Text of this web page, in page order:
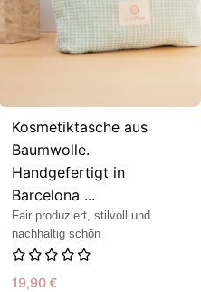
Kosmetiktasche aus
Baumwolle.
Handgefertigt in
Barcelona ...
Fair produziert, stilvoll und
nachhaltig schön
19,90€